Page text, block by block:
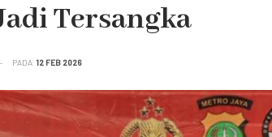
Tersangka
PADA 12 FEB 2026